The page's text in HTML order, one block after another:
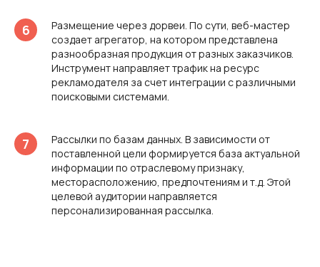
Размещение через дорвеи. По сути, веб-мастер
создает агрегатор, на котором представлена
разнообразная продукция от разных заказчиков.
Инструмент направляет трафик на ресурс
рекламодателя за счет интеграции с различными
поисковыми системами.
Рассылки по базам данных. В зависимости от
поставленной цели формируется база актуальной
информации по отраслевому признаку,
месторасположению, предпочтениям и т.д. Этой
целевой аудитории направляется
персонализированная рассылка.